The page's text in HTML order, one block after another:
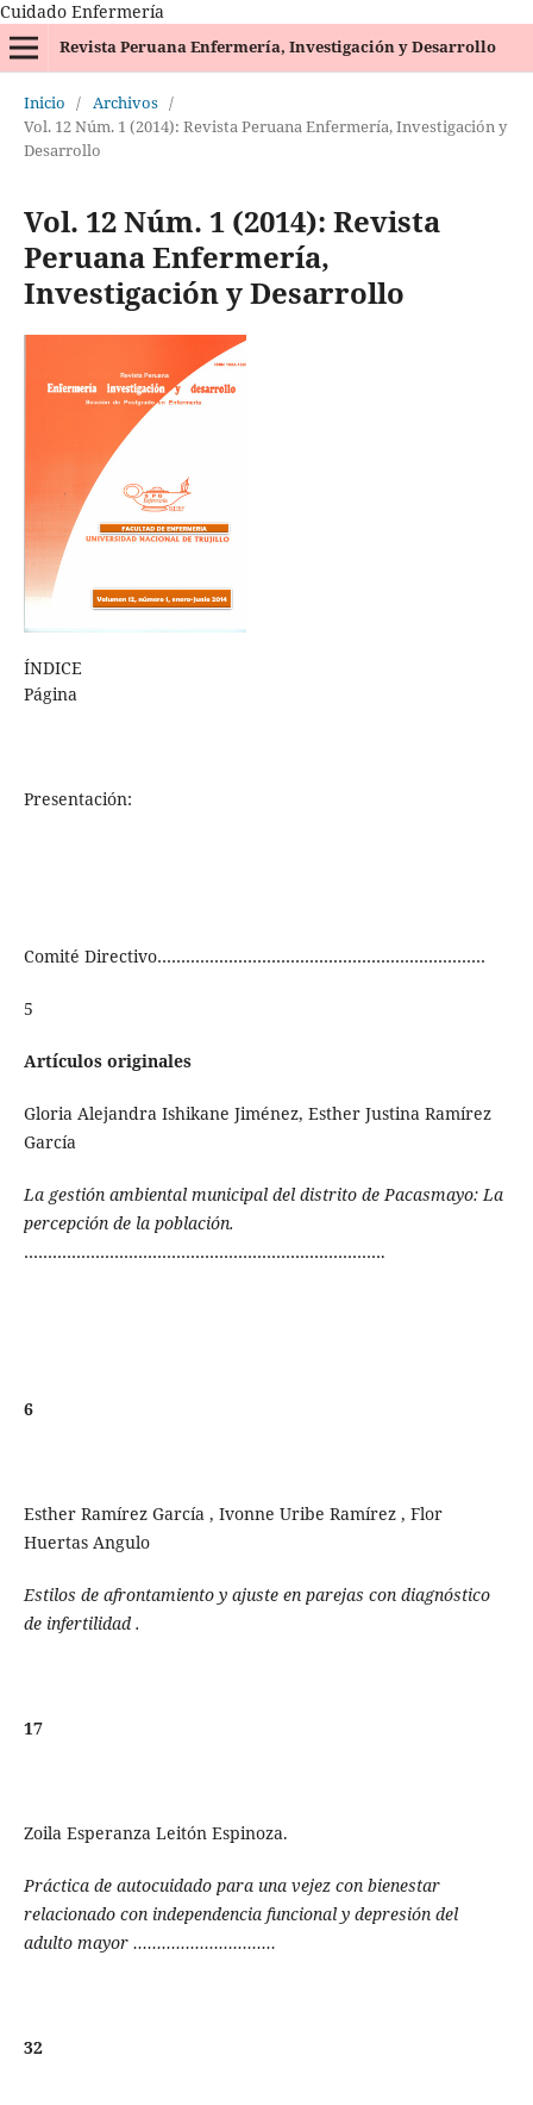
Cuidado Enfermería
Revista Peruana Enfermería, Investigación y Desarrollo
Inicio / Archivos /
Vol. 12 Núm. 1 (2014): Revista Peruana Enfermería, Investigación y
Desarrollo
Vol. 12 Núm. 1 (2014): Revista
Peruana Enfermería,
Investigación y Desarrollo
ÍNDICE
Página
Presentación:
Comité Directivo……………………………………………………………
5
Artículos originales
Gloria Alejandra Ishikane Jiménez, Esther Justina Ramírez
García
La gestión ambiental municipal del distrito de Pacasmayo: La
percepción de la población.
………………………………………………………………….
6
Esther Ramírez García , Ivonne Uribe Ramírez , Flor
Huertas Angulo
Estilos de afrontamiento y ajuste en parejas con diagnóstico
de infertilidad .
17
Zoila Esperanza Leitón Espinoza.
Práctica de autocuidado para una vejez con bienestar
relacionado con independencia funcional y depresión del
adulto mayor …………………………
32